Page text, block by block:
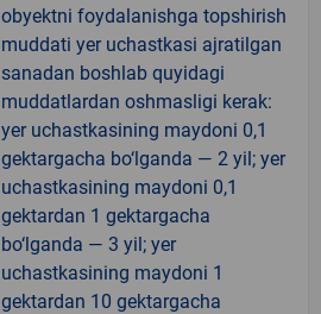
obyektni foydalanishga topshirish
muddati yer uchastkasi ajratilgan
sanadan boshlab quyidagi
muddatlardan oshmasligi kerak:
yer uchastkasining maydoni 0,1
gektargacha bo‘lganda — 2 yil; yer
uchastkasining maydoni 0,1
gektardan 1 gektargacha
bo‘lganda — 3 yil; yer
uchastkasining maydoni 1
gektardan 10 gektargacha